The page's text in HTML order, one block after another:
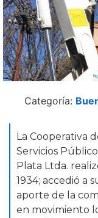
Categoría:
La Cooperativa
Servicios
Plata Ltda.
1934; accedió a
aporte de la
en movimiento